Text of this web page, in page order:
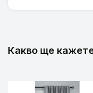
202020610-2-044
Какво ще